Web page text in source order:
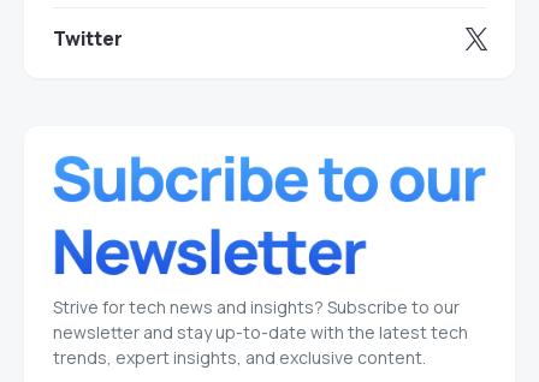
Twitter
Strive for tech news and insights? Subscribe to our
newsletter and stay up-to-date with the latest tech
trends, expert insights, and exclusive content.